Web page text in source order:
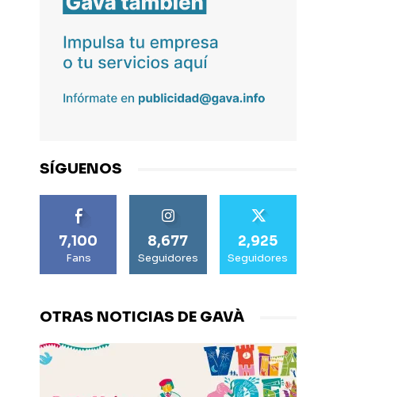
SÍGUENOS
7,100
Fans
8,677
Seguidores
2,925
Seguidores
OTRAS NOTICIAS DE GAVÀ